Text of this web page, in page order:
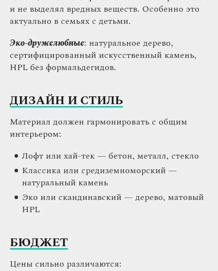
и не выделял вредных веществ. Особенно это
актуально в семьях с детьми.
Эко-дружелюбные: натуральное дерево,
сертифицированный искусственный камень,
HPL без формальдегидов.
ДИЗАЙН И СТИЛЬ
Материал должен гармонировать с общим
интерьером:
Лофт или хай-тек — бетон, металл, стекло
Классика или средиземноморский —
натуральный камень
Эко или скандинавский — дерево, матовый
HPL
БЮДЖЕТ
Цены сильно различаются: